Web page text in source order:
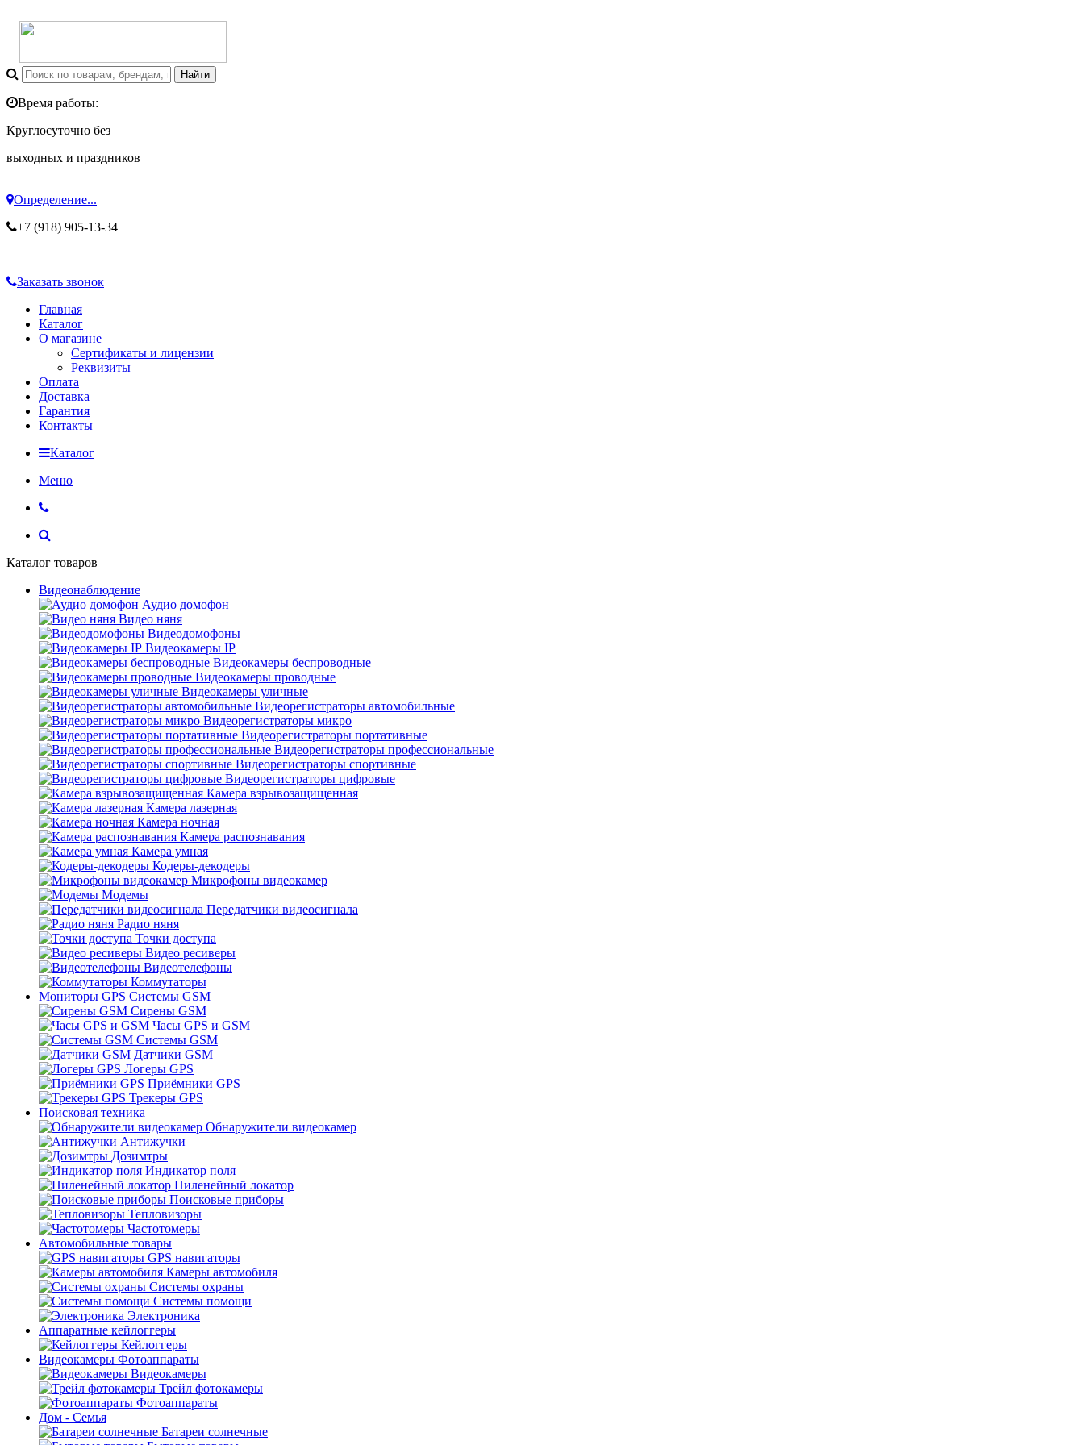
Время работы:
Круглосуточно без
выходных и праздников
Определение...
+7 (918) 905-13-34
Заказать звонок
Главная
Каталог
О магазине
Сертификаты и лицензии
Реквизиты
Оплата
Доставка
Гарантия
Контакты
Каталог
Меню
Каталог товаров
Видеонаблюдение
Аудио домофон
Видео няня
Видеодомофоны
Видеокамеры IP
Видеокамеры беспроводные
Видеокамеры проводные
Видеокамеры уличные
Видеорегистраторы автомобильные
Видеорегистраторы микро
Видеорегистраторы портативные
Видеорегистраторы профессиональные
Видеорегистраторы спортивные
Видеорегистраторы цифровые
Камера взрывозащищенная
Камера лазерная
Камера ночная
Камера распознавания
Камера умная
Кодеры-декодеры
Микрофоны видеокамер
Модемы
Передатчики видеосигнала
Радио няня
Точки доступа
Видео ресиверы
Видеотелефоны
Коммутаторы
Мониторы GPS Системы GSM
Сирены GSM
Часы GPS и GSM
Системы GSM
Датчики GSM
Логеры GPS
Приёмники GPS
Трекеры GPS
Поисковая техника
Обнаружители видеокамер
Антижучки
Дозимтры
Индикатор поля
Ниленейный локатор
Поисковые приборы
Тепловизоры
Частотомеры
Автомобильные товары
GPS навигаторы
Камеры автомобиля
Системы охраны
Системы помощи
Электроника
Аппаратные кейлоггеры
Кейлоггеры
Видеокамеры Фотоаппараты
Видеокамеры
Трейл фотокамеры
Фотоаппараты
Дом - Семья
Батареи солнечные